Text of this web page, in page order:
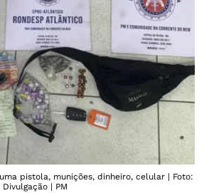
pistola, munições, dinheiro, celular | Foto:
| PM